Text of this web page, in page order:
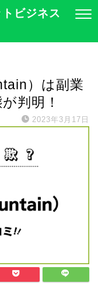
ビジネス
）は副業
判明！
2023年3月17日